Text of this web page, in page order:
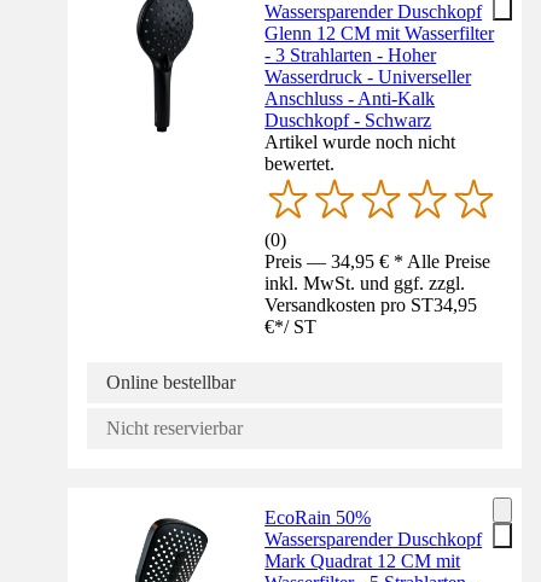
Wassersparender Duschkopf
Glenn 12 CM mit Wasserfilter
- 3 Strahlarten - Hoher
Wasserdruck - Universeller
Anschluss - Anti-Kalk
Duschkopf - Schwarz
Artikel wurde noch nicht
bewertet.
(0)
Preis — 34,95 € * Alle Preise
inkl. MwSt. und ggf. zzgl.
Versandkosten pro ST34,95
€*/ ST
Online bestellbar
Nicht reservierbar
EcoRain 50%
Wassersparender Duschkopf
Mark Quadrat 12 CM mit